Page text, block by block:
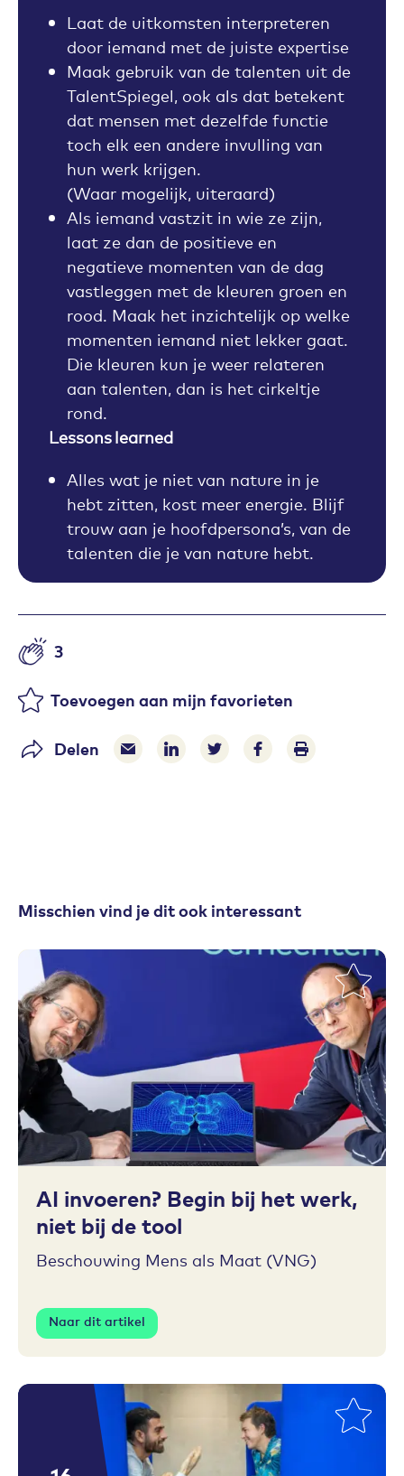
Laat de uitkomsten interpreteren
door iemand met de juiste expertise
Maak gebruik van de talenten uit de
TalentSpiegel, ook als dat betekent
dat mensen met dezelfde functie
toch elk een andere invulling van
hun werk krijgen.
(Waar mogelijk, uiteraard)
Als iemand vastzit in wie ze zijn,
laat ze dan de positieve en
negatieve momenten van de dag
vastleggen met de kleuren groen en
rood. Maak het inzichtelijk op welke
momenten iemand niet lekker gaat.
Die kleuren kun je weer relateren
aan talenten, dan is het cirkeltje
rond.
Lessons learned
Alles wat je niet van nature in je
hebt zitten, kost meer energie. Blijf
trouw aan je hoofdpersona’s, van de
talenten die je van nature hebt.
Aantal likes
3
Toevoegen aan mijn favorieten
Delen Delen via e-mail
Delen via LinkedIn
Deel op Twitter
Deel op Facebook
Print pagina
Misschien vind je dit ook interessant
Toevoegen aan favorieten
AI invoeren? Begin bij het werk,
niet bij de tool
Beschouwing Mens als Maat (VNG)
Naar dit artikel